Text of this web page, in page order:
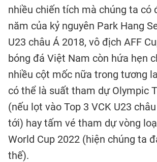
nhiều chiến tích mà chúng ta có
năm của kỷ nguyên Park Hang
U23 châu Á 2018, vô địch AFF
bóng đá Việt Nam còn hứa hẹn
nhiều cột mốc nữa trong tương
có thể là suất tham dự Olympic
(nếu lọt vào Top 3 VCK U23
tới) hay tấm vé tham dự vòng
World Cup 2022 (hiện chúng ta
thế).